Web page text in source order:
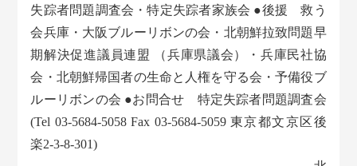
失踪者問題調査会・特定失踪者家族会 ●後援 救う
会兵庫・大阪ブルーリボンの会・北朝鮮拉致問題早
期解決促進議員連盟 （兵庫県議会）・兵庫民社協
会・北朝鮮帰国者の生命と人権を守る会・予備役ブ
ルーリボンの会 ●お問合せ 特定失踪者問題調査会
(Tel 03-5684-5058 Fax 03-5684-5059 東京都文京区後
楽2-3-8-301)